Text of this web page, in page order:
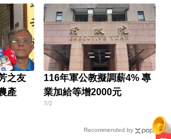
之友
產
116年軍公教擬調薪4% 專
業加給等增2000元
7/2
Recommended by